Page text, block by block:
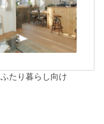
ふたり暮らし向け